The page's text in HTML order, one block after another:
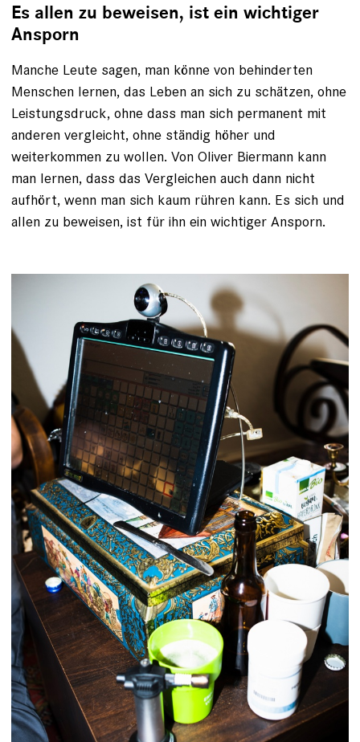
Es allen zu beweisen, ist ein wichtiger
Ansporn
Manche Leute sagen, man könne von behinderten
Menschen lernen, das Leben an sich zu schätzen, ohne
Leistungsdruck, ­ohne dass man sich permanent mit
anderen vergleicht, ohne ständig ­höher und
weiterkommen zu wollen. Von Oliver Biermann kann
man lernen, dass das Vergleichen auch dann nicht
aufhört, wenn man sich kaum rühren kann. Es sich und
allen zu beweisen, ist für ihn ein wichtiger Ansporn.